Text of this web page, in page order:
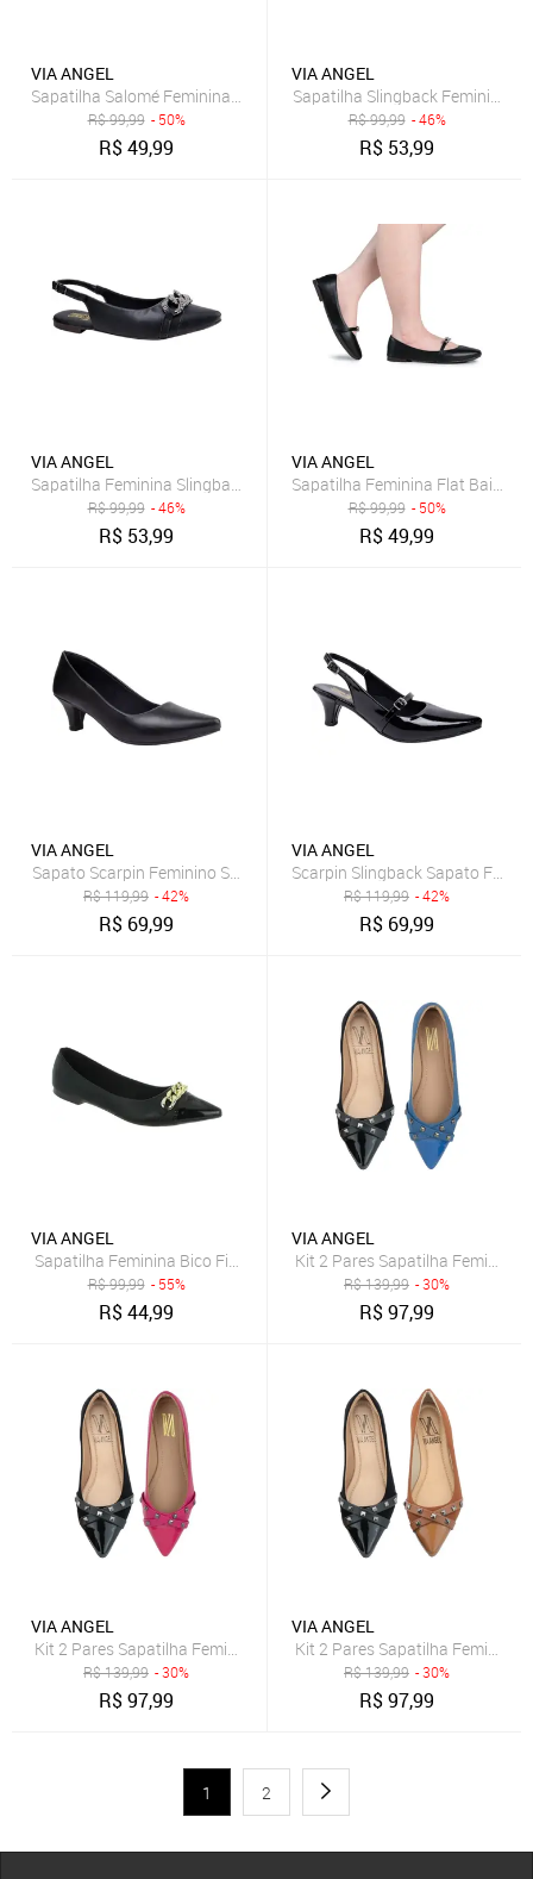
VIA ANGEL
Sapatilha Salomé Feminina Bico Fino Casual Versátil Dia a Dia
R$99,99 - 50%
R$49,99
VIA ANGEL
R$99,99 - 46%
R$ 53,99
VIA ANGEL
Sapatilha Feminina Slingback Corrente Moderna Elegante
R$99,99 - 46%
R$ 53,99
VIA ANGEL
Sapatilha Feminina Flat
R$99,99 - 50%
R$49,99
VIA ANGEL
R$119,99 - 42%
R$ 69,99
VIA ANGEL
Scarpin Slingback Sapato
R$119,99 - 42%
R$ 69,99
VIA ANGEL
R$99,99 - 55%
R$44,99
VIA ANGEL
R$139,99 - 30%
R$97,99
VIA ANGEL
R$139,99 - 30%
R$97,99
VIA ANGEL
R$139,99 - 30%
R$97,99
1 2